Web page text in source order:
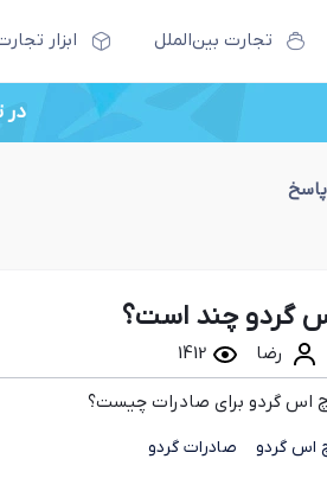
تجارت بین‌الملل ابزار
در
گردو چند است؟
رضا 1412
اس گردو برای صادرات چیست؟
اس گردو صادرات گردو